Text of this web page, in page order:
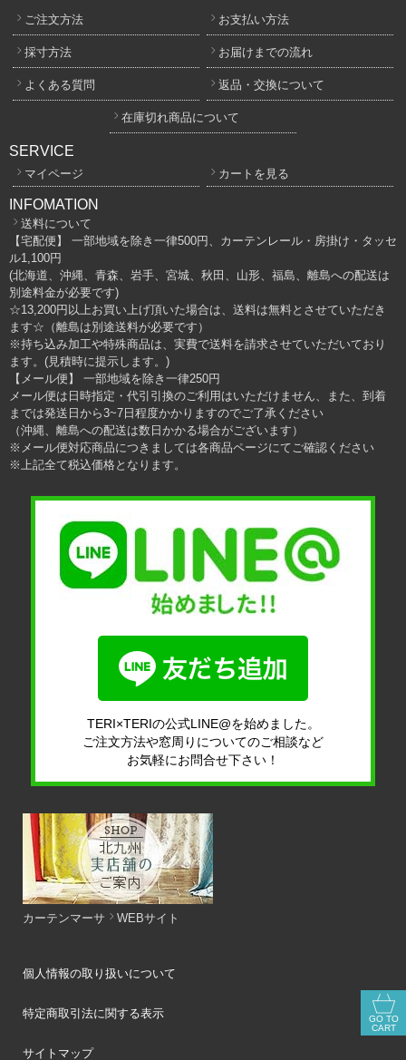
ご注文方法 お支払い方法
採寸方法 お届けまでの流れ
よくある質問 返品・交換について
在庫切れ商品について
SERVICE
マイページ カートを見る
INFOMATION
送料について
【宅配便】 一部地域を除き一律500円、カーテンレール・房掛け・タッセ
ル1,100円
(北海道、沖縄、青森、岩手、宮城、秋田、山形、福島、離島への配送は
別途料金が必要です)
☆13,200円以上お買い上げ頂いた場合は、送料は無料とさせていただき
ます☆（離島は別途送料が必要です）
※持ち込み加工や特殊商品は、実費で送料を請求させていただいており
ます。(見積時に提示します。)
【メール便】 一部地域を除き一律250円
メール便は日時指定・代引引換のご利用はいただけません、また、到着
までは発送日から3~7日程度かかりますのでご了承ください
（沖縄、離島への配送は数日かかる場合がございます）
※メール便対応商品につきましては各商品ページにてご確認ください
※上記全て税込価格となります。
TERI×TERIの公式LINE@を始めました。
ご注文方法や窓周りについてのご相談など
お気軽にお問合せ下さい！
カーテンマーサ WEBサイト
個人情報の取り扱いについて
特定商取引法に関する表示
サイトマップ
GO TO
CART